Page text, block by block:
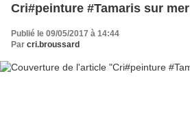
Cri#peinture #Tamaris sur mer
Publié le 09/05/2017 à 14:44
Par cri.broussard